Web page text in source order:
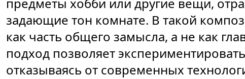
задающие тон комнате. В такой
как часть общего замысла, а не как
подход позволяет
отказываясь от современных